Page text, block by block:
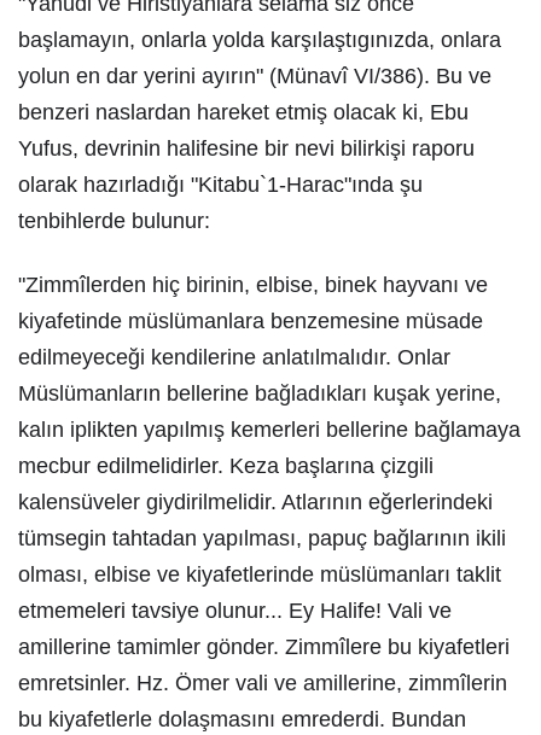
başlamayın, onlarla yolda karşılaştıgınızda, onlara
yolun en dar yerini ayırın" (Münavî VI/386). Bu ve
benzeri naslardan hareket etmiş olacak ki, Ebu
Yufus, devrinin halifesine bir nevi bilirkişi raporu
olarak hazırladığı "Kitabu`1-Harac"ında şu
tenbihlerde bulunur:
"Zimmîlerden hiç birinin, elbise, binek hayvanı ve
kiyafetinde müslümanlara benzemesine müsade
edilmeyeceği kendilerine anlatılmalıdır. Onlar
Müslümanların bellerine bağladıkları kuşak yerine,
kalın iplikten yapılmış kemerleri bellerine bağlamaya
mecbur edilmelidirler. Keza başlarına çizgili
kalensüveler giydirilmelidir. Atlarının eğerlerindeki
tümsegin tahtadan yapılması, papuç bağlarının ikili
olması, elbise ve kiyafetlerinde müslümanları taklit
etmemeleri tavsiye olunur... Ey Halife! Vali ve
amillerine tamimler gönder. Zimmîlere bu kiyafetleri
emretsinler. Hz. Ömer vali ve amillerine, zimmîlerin
bu kiyafetlerle dolaşmasını emrederdi. Bundan